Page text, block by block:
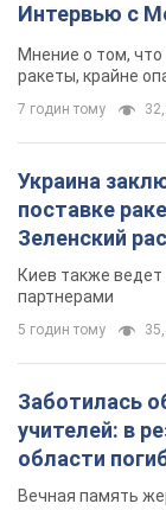
Интервью с
Мнение о том, что
ракеты, крайне
7 годин тому
Украина
поставке
Зеленский
Киев также
партнерами
5 годин тому
Заботилась
учителей: в
области
муж и внук
Вечная память